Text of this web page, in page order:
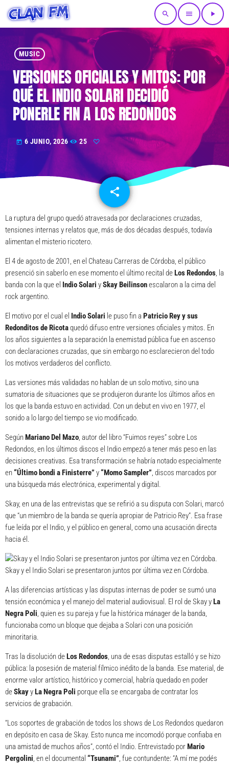
search menu play_arrow
MUSIC
VERSIONES OFICIALES Y MITOS: POR
QUÉ EL INDIO SOLARI DECIDIÓ
PONERLE FIN A LOS REDONDOS
today 6 JUNIO, 2026 25
share
email
La ruptura del grupo quedó atravesada por declaraciones cruzadas,
tensiones internas y relatos que, más de dos décadas después, todavía
alimentan el misterio ricotero.
El 4 de agosto de 2001, en el Chateau Carreras de Córdoba, el público
presenció sin saberlo en ese momento el último recital de Los Redondos, la
banda con la que el Indio Solari ySkay Beilinsonescalaron a la cima del
rock argentino.
El motivo por el cual el Indio Solari le puso fin a Patricio Rey y sus
Redonditos de Ricotaquedó difuso entre versiones oficiales y mitos. En
los años siguientes a la separación la enemistad pública fue en ascenso
con declaraciones cruzadas, que sin embargo no esclarecieron del todo
los motivos verdaderos del conflicto.
Las versiones más validadas no hablan de un solo motivo, sino una
sumatoria de situaciones que se produjeron durante los últimos años en
los que la banda estuvo en actividad. Con un debut en vivo en 1977, el
sonido a lo largo del tiempo se vio modificado.
Según Mariano Del Mazo, autor del libro “Fuimos reyes” sobre Los
Redondos, en los últimos discos el Indio empezó a tener más peso en las
decisiones creativas. Esa transformación se habría notado especialmente
en“Último bondi a Finisterre” y“Momo Sampler”, discos marcados por
una búsqueda más electrónica, experimental y digital.
Skay, en una de las entrevistas que se refirió a su disputa con Solari, marcó
que “un miembro de la banda se quería apropiar de Patricio Rey”. Esa frase
fue leída por el Indio, y el público en general, como una acusación directa
hacia él.
Skay y el Indio Solari se presentaron juntos por última vez en Córdoba.
A las diferencias artísticas y las disputas internas de poder se sumó una
tensión económica y el manejo del material audiovisual. El rol de Skay y La
Negra Poli, quien es su pareja y fue la histórica mánager de la banda,
funcionaba como un bloque que dejaba a Solari con una posición
minoritaria.
Tras la disolución de Los Redondos, una de esas disputas estalló y se hizo
pública: la posesión de material fílmico inédito de la banda. Ese material, de
enorme valor artístico, histórico y comercial, habría quedado en poder
deSkayy La Negra Poli porque ella se encargaba de contratar los
servicios de grabación.
“Los soportes de grabación de todos los shows de Los Redondos quedaron
en depósito en casa de Skay. Esto nunca me incomodó porque confiaba en
una amistad de muchos años”, contó el Indio. Entrevistado por Mario
Pergolini, en el documental “Tsunami”, fue contundente: “A mí me podés